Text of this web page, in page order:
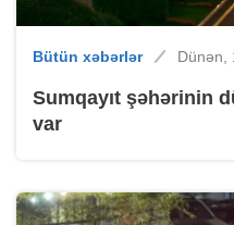
Bütün xəbərlər Dünən,
Sumqayıt şəhərinin
var